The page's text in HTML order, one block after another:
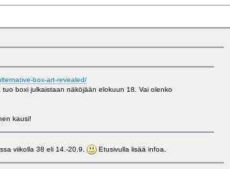
box-art-revealed/
boxi julkaistaan näköjään elokuun 18. Vai olenko
kausi!
viikolla 38 eli 14.-20.9. Etusivulla lisää infoa.